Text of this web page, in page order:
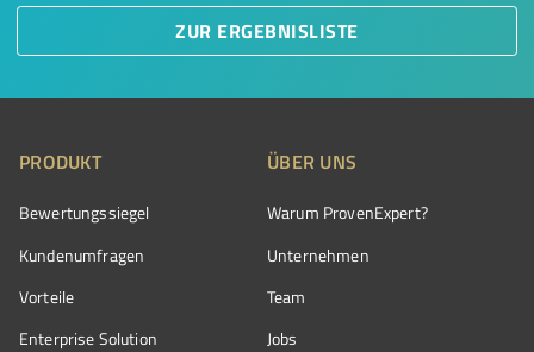
ZUR ERGEBNISLISTE
PRODUKT
Bewertungssiegel
Kundenumfragen
Vorteile
Enterprise Solution
ÜBER UNS
Warum ProvenExpert?
Unternehmen
Team
Jobs